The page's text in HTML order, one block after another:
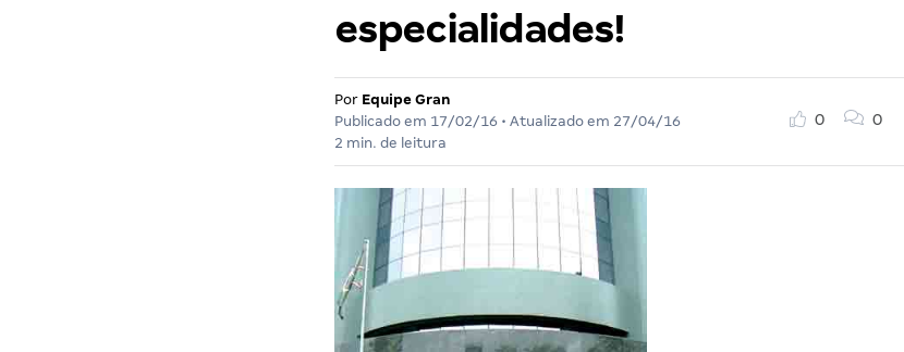
especialidades!
Por Equipe Gran
Publicado em 17/02/16 • Atualizado em 27/04/16
2 min. de leitura
0 0